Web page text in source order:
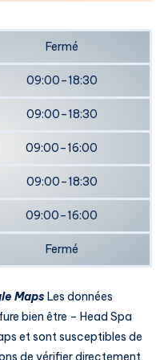
Fermé
09:00–18:30
09:00–18:30
09:00–16:00
09:00–18:30
09:00–16:00
Fermé
MapsLes données
bien être – Head Spa
et sont susceptibles de
de vérifier directement